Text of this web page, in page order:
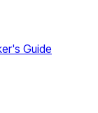
Guide